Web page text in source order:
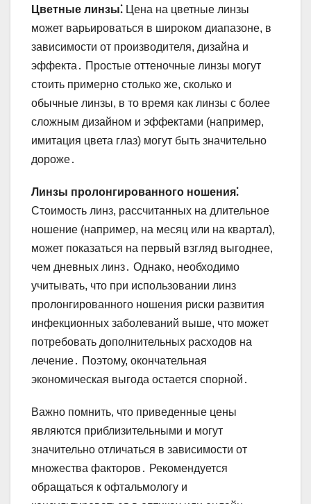
Цветные линзы⁚ Цена на цветные линзы
может варьироваться в широком диапазоне, в
зависимости от производителя, дизайна и
эффекта․ Простые оттеночные линзы могут
стоить примерно столько же, сколько и
обычные линзы, в то время как линзы с более
сложным дизайном и эффектами (например,
имитация цвета глаз) могут быть значительно
дороже․
Линзы пролонгированного ношения⁚
Стоимость линз, рассчитанных на длительное
ношение (например, на месяц или на квартал),
может показаться на первый взгляд выгоднее,
чем дневных линз․ Однако, необходимо
учитывать, что при использовании линз
пролонгированного ношения риски развития
инфекционных заболеваний выше, что может
потребовать дополнительных расходов на
лечение․ Поэтому, окончательная
экономическая выгода остается спорной․
Важно помнить, что приведенные цены
являются приблизительными и могут
значительно отличаться в зависимости от
множества факторов․ Рекомендуется
обращаться к офтальмологу и